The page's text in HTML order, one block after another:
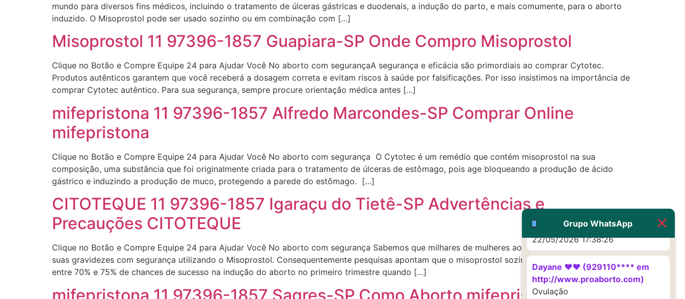
mundo para diversos fins médicos, incluindo o tratamento de úlceras gástricas e duodenais, a indução do parto, e mais comumente, para o aborto
induzido. O Misoprostol pode ser usado sozinho ou em combinação com […]
Misoprostol 11 97396-1857 Guapiara-SP Onde Compro Misoprostol
Clique no Botão e Compre Equipe 24 para Ajudar Você No aborto com segurançaA segurança e eficácia são primordiais ao comprar Cytotec.
Produtos autênticos garantem que você receberá a dosagem correta e evitam riscos à saúde por falsificações. Por isso insistimos na importância de
comprar Cytotec autêntico. Para sua segurança, sempre procure orientação médica antes […]
mifepristona 11 97396-1857 Alfredo Marcondes-SP Comprar Online
mifepristona
Clique no Botão e Compre Equipe 24 para Ajudar Você No aborto com segurança O Cytotec é um remédio que contém misoprostol na sua
composição, uma substância que foi originalmente criada para o tratamento de úlceras de estômago, pois age bloqueando a produção de ácido
gástrico e induzindo a produção de muco, protegendo a parede do estômago. […]
CITOTEQUE 11 97396-1857 Igaraçu do Tietê-SP Advertências e
Precauções CITOTEQUE
Clique no Botão e Compre Equipe 24 para Ajudar Você No aborto com segurança Sabemos que milhares de mulheres ao redor do mundo finalizaram
suas gravidezes com segurança utilizando o Misoprostol. Consequentemente pesquisas apontam que o misoprostol sozinho possui uma estimativa
entre 70% e 75% de chances de sucesso na indução do aborto no primeiro trimestre quando […]
mifepristona 11 97396-1857 Sagres-SP Como Aborto mifepristona
Grupo WhatsApp
22/05/2026 17:19:15
(879121**** em
Eu acho, não sei
22/05/2026 17:19:16
(879121**** em
22/05/2026 17:19:47
http://www.proaborto.com)
Muito obrigadaaaaa
22/05/2026 17:38:26
Dayane ♥️♥️ (929110**** em
http://www.proaborto.com)
Ovulação